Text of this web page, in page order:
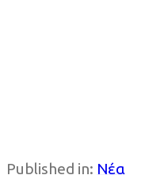
Published in: Νέα